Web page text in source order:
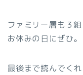
ファミリー層も３
お休みの日にぜひ。
最後まで読んでく